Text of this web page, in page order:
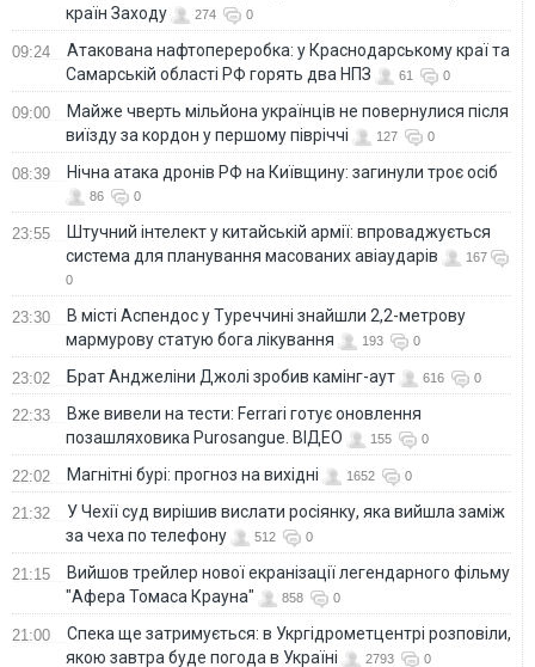
країн Заходу
274 0
09:24
Атакована нафтопереробка: у Краснодарському краї та
Самарській області РФ горять два НПЗ
61 0
09:00
Майже чверть мільйона українців не повернулися після
виїзду за кордон у першому півріччі
127 0
08:39 Нічна атака дронів РФ на Київщину: загинули троє осіб
86 0
23:55
Штучний інтелект у китайській армії: впроваджується
система для планування масованих авіаударів
167
0
23:30
В місті Аспендос у Туреччині знайшли 2,2-метрову
мармурову статую бога лікування
193 0
23:02 Брат Анджеліни Джолі зробив камінг-аут 616 0
22:33
Вже вивели на тести: Ferrari готує оновлення
позашляховика Purosangue. ВІДЕО
155 0
22:02 Магнітні бурі: прогноз на вихідні 1652 0
21:32
У Чехії суд вирішив вислати росіянку, яка вийшла заміж
за чеха по телефону
512 0
21:15
Вийшов трейлер нової екранізації легендарного фільму
"Афера Томаса Крауна"
858 0
21:00
Спека ще затримується: в Укргідрометцентрі розповіли,
якою завтра буде погода в Україні
2793 0